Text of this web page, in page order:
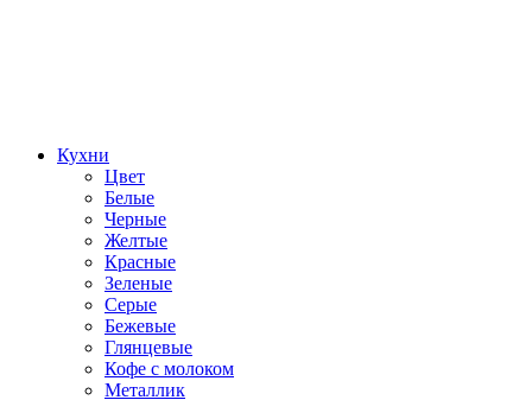
Кухни
Цвет
Белые
Черные
Желтые
Красные
Зеленые
Серые
Бежевые
Глянцевые
Кофе с молоком
Металлик